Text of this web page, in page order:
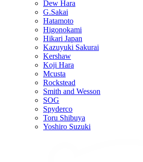
Dew Hara
G.Sakai
Hatamoto
Higonokami
Hikari Japan
Kazuyuki Sakurai
Kershaw
Koji Hara
Mcusta
Rockstead
Smith and Wesson
SOG
Spyderco
Toru Shibuya
Yoshiro Suzuki